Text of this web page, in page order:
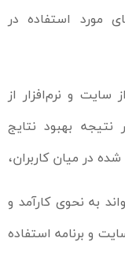
مورد استفاده در
سایت و نرم‌افزار از
بهبود نتایج
در میان کاربران،
به نحوی کارآمد و
و برنامه استفاده